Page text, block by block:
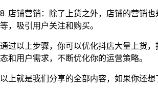
8. 店铺营销：除了上货之外，店铺的营销
等，吸引用户关注和购买。
通过以上步骤，你可以优化抖店大量上货
态和用户需求，不断优化你的运营策略。
以上就是我们分享的全部内容，如果你还